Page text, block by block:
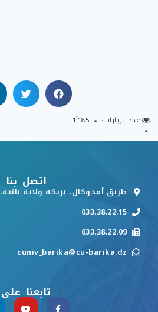
عدد الزيارات: 1٬185
اتصل بنا
طريق أمدوكال، بريكة ولاية باتنة، 05001، الجزائر
033.38.22.15
033.38.22.09
cuniv_barika@cu-barika.dz
تابعنا على